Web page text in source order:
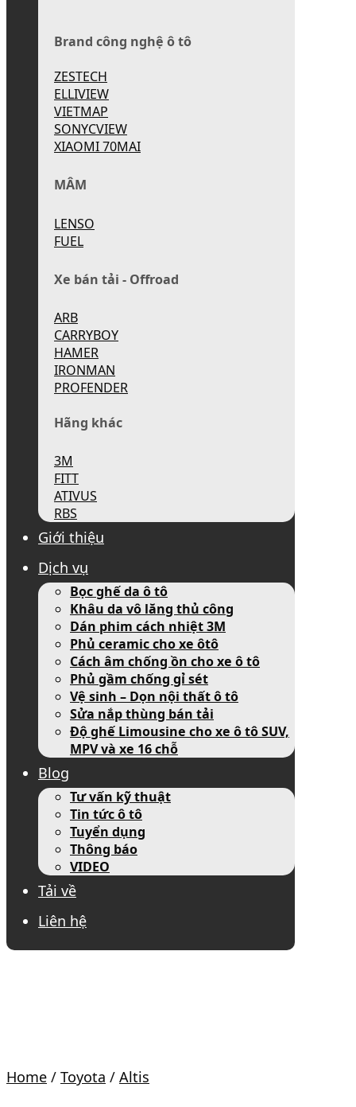
Brand công nghệ ô tô
ZESTECH
ELLIVIEW
VIETMAP
SONYCVIEW
XIAOMI 70MAI
MÂM
LENSO
FUEL
Xe bán tải - Offroad
ARB
CARRYBOY
HAMER
IRONMAN
PROFENDER
Hãng khác
3M
FITT
ATIVUS
RBS
Giới thiệu
Dịch vụ
Bọc ghế da ô tô
Khâu da vô lăng thủ công
Dán phim cách nhiệt 3M
Phủ ceramic cho xe ôtô
Cách âm chống ồn cho xe ô tô
Phủ gầm chống gỉ sét
Vệ sinh – Dọn nội thất ô tô
Sửa nắp thùng bán tải
Độ ghế Limousine cho xe ô tô SUV,
MPV và xe 16 chỗ
Blog
Tư vấn kỹ thuật
Tin tức ô tô
Tuyển dụng
Thông báo
VIDEO
Tải về
Liên hệ
Home / Toyota / Altis